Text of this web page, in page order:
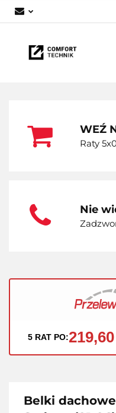
WEŹ
Raty
Nie
5 RAT PO:219,60
Belki